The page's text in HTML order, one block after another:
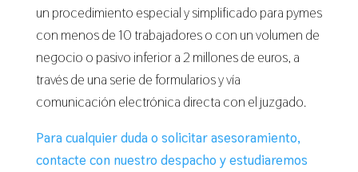
un procedimiento especial y simplificado para pymes
con menos de 10 trabajadores o con un volumen de
negocio o pasivo inferior a 2 millones de euros, a
través de una serie de formularios y vía
comunicación electrónica directa con el juzgado.
Para cualquier duda o solicitar asesoramiento,
contacte con nuestro despacho y estudiaremos